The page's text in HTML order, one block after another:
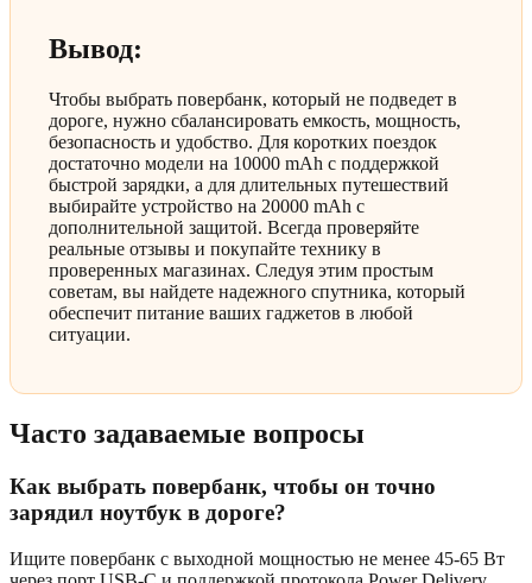
Вывод:
Чтобы выбрать повербанк, который не подведет в
дороге, нужно сбалансировать емкость, мощность,
безопасность и удобство. Для коротких поездок
достаточно модели на 10000 mAh с поддержкой
быстрой зарядки, а для длительных путешествий
выбирайте устройство на 20000 mAh с
дополнительной защитой. Всегда проверяйте
реальные отзывы и покупайте технику в
проверенных магазинах. Следуя этим простым
советам, вы найдете надежного спутника, который
обеспечит питание ваших гаджетов в любой
ситуации.
Часто задаваемые вопросы
Как выбрать повербанк, чтобы он точно
зарядил ноутбук в дороге?
Ищите повербанк с выходной мощностью не менее 45-65 Вт